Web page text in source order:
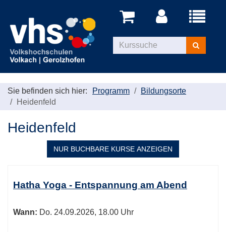
Menü
Kurse
suchen
Sie befinden sich hier: Programm
Bildungsorte
Heidenfeld
Heidenfeld
NUR BUCHBARE KURSE ANZEIGEN
Tabellenüberschriften
können
werden.
Hatha Yoga - Entspannung am Abend
Wann: Do. 24.09.2026, 18.00 Uhr